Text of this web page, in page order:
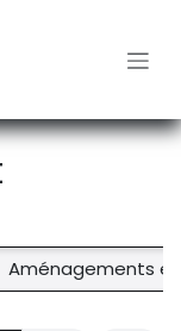
Aménagements